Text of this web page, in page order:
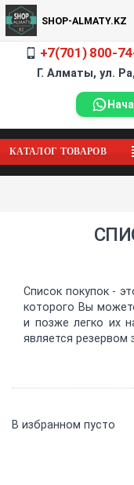
SHOP-ALMATY.KZ
+7(701) 800-
Г. Алматы, ул.
КАТАЛОГ ТОВАРОВ
Список покупок -
которого Вы
и позже легко их
является резервом
В избранном пусто